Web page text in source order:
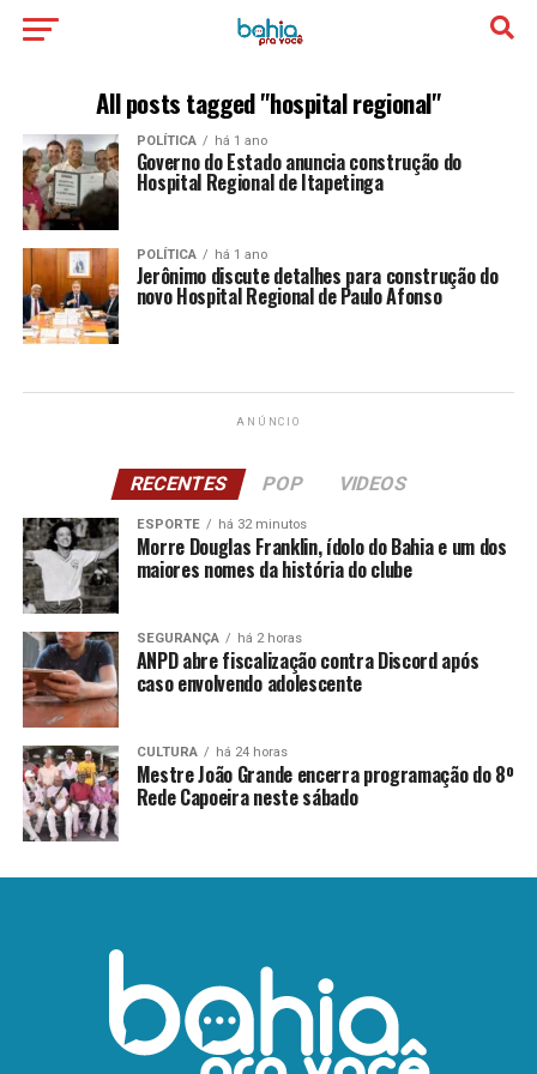
All posts tagged "hospital regional"
POLÍTICA há 1 ano
Governo do Estado anuncia construção do
Hospital Regional de Itapetinga
POLÍTICA há 1 ano
Jerônimo discute detalhes para construção do
novo Hospital Regional de Paulo Afonso
ANÚNCIO
RECENTES POP VIDEOS
ESPORTE há 32 minutos
Morre Douglas Franklin, ídolo do Bahia e um dos
maiores nomes da história do clube
SEGURANÇA há 2 horas
ANPD abre fiscalização contra Discord após
caso envolvendo adolescente
CULTURA há 24 horas
Mestre João Grande encerra programação do 8º
Rede Capoeira neste sábado